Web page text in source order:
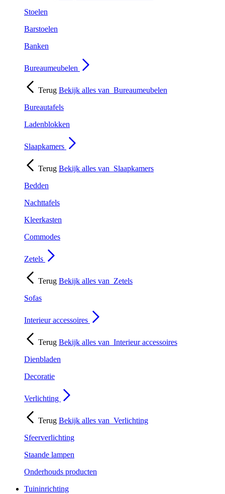
Stoelen
Barstoelen
Banken
Bureaumeubelen
Terug Bekijk alles van Bureaumeubelen
Bureautafels
Ladenblokken
Slaapkamers
Terug Bekijk alles van Slaapkamers
Bedden
Nachttafels
Kleerkasten
Commodes
Zetels
Terug Bekijk alles van Zetels
Sofas
Interieur accessoires
Terug Bekijk alles van Interieur accessoires
Dienbladen
Decoratie
Verlichting
Terug Bekijk alles van Verlichting
Sfeerverlichting
Staande lampen
Onderhouds producten
Tuininrichting